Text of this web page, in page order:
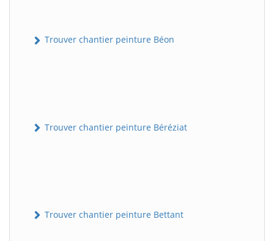
Trouver chantier peinture Béon
Trouver chantier peinture Béréziat
Trouver chantier peinture Bettant